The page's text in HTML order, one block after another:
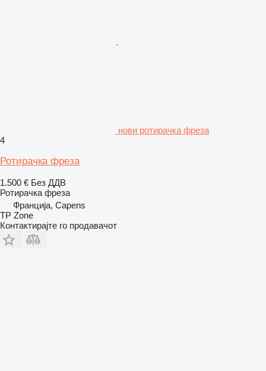
нови ротирачка фреза
4
Ротирачка фреза
1.500 € Без ДДВ
Ротирачка фреза
Франција, Capens
TP Zone
Контактирајте го продавачот